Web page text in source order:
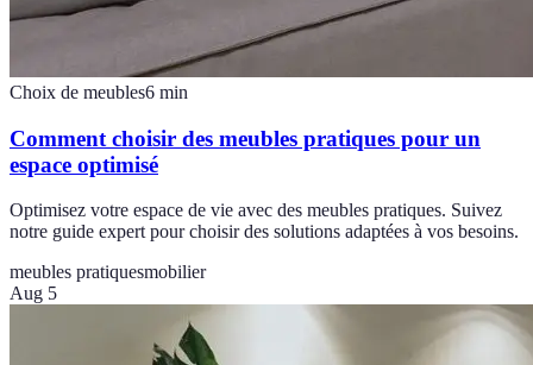
Choix de meubles6 min
Comment choisir des meubles pratiques pour un
espace optimisé
Optimisez votre espace de vie avec des meubles pratiques. Suivez
notre guide expert pour choisir des solutions adaptées à vos besoins.
meubles pratiquesmobilier
Aug 5